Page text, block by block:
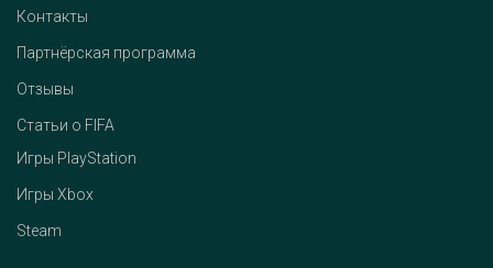
Контакты
Партнёрская программа
Отзывы
Статьи о FIFA
Игры PlayStation
Игры Xbox
Steam